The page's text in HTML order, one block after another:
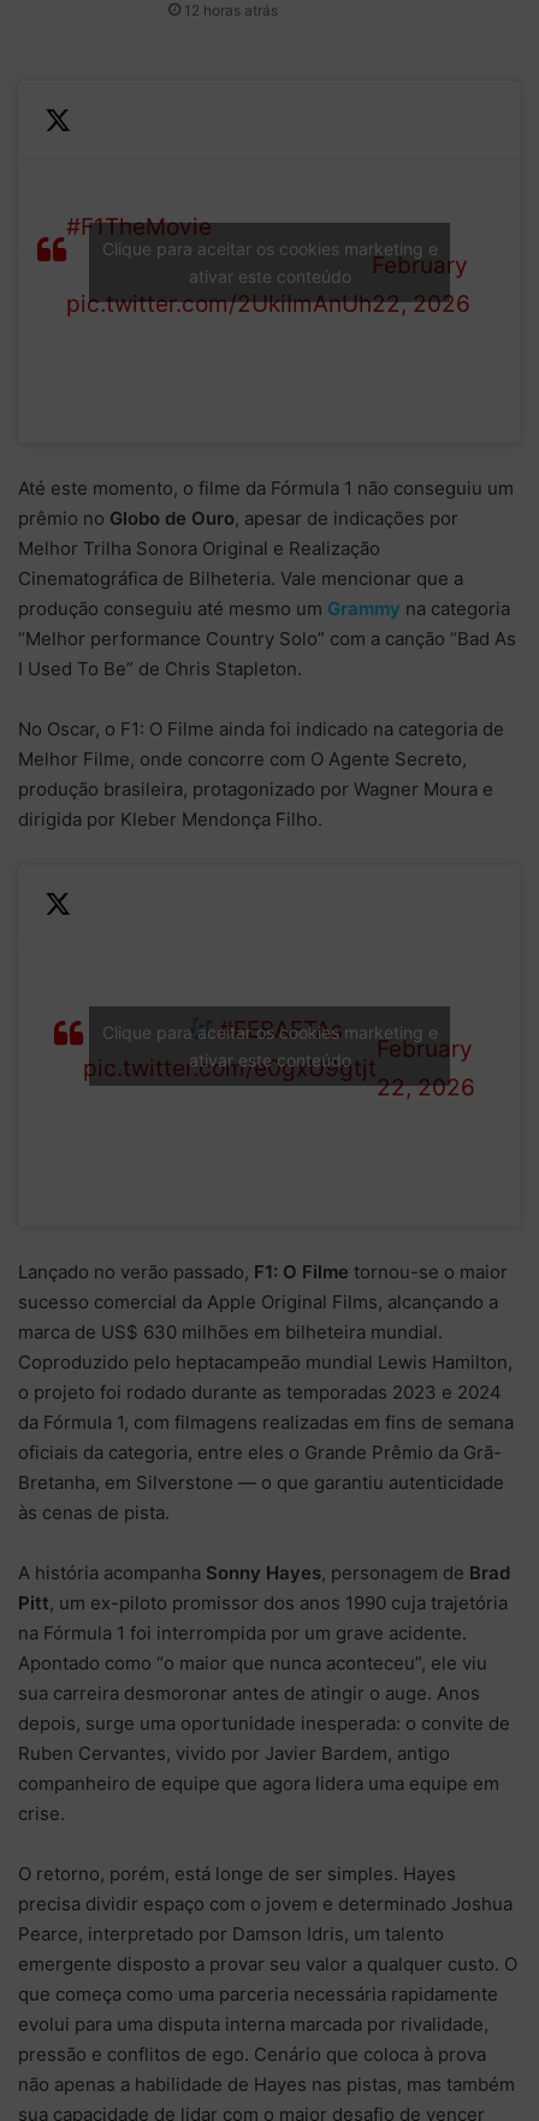
12 horas atrás
#F1TheMoviesound team
on their BAFTA award.
pic.twitter.com/2UkiImAnUh
(@AppleTV)
February
22, 2026
Clique para aceitar os cookies marketing e
ativar este conteúdo
Até este momento, o filme da Fórmula 1 não conseguiu um
prêmio no Globo de Ouro, apesar de indicações por
Melhor Trilha Sonora Original e Realização
Cinematográfica de Bilheteria. Vale mencionar que a
produção conseguiu até mesmo um Grammy na categoria
“Melhor performance Country Solo” com a canção “Bad As
I Used To Be” de Chris Stapleton.
No Oscar, o F1: O Filme ainda foi indicado na categoria de
Melhor Filme, onde concorre com O Agente Secreto,
produção brasileira, protagonizado por Wagner Moura e
dirigida por Kleber Mendonça Filho.
for Sound
#EEBAFTAs
pic.twitter.com/e0gxU9gtjt
(@BAFTA)
February
22, 2026
Clique para aceitar os cookies marketing e
ativar este conteúdo
Lançado no verão passado, F1: O Filme tornou-se o maior
sucesso comercial da Apple Original Films, alcançando a
marca de US$ 630 milhões em bilheteira mundial.
Coproduzido pelo heptacampeão mundial Lewis Hamilton,
o projeto foi rodado durante as temporadas 2023 e 2024
da Fórmula 1, com filmagens realizadas em fins de semana
oficiais da categoria, entre eles o Grande Prêmio da Grã-
Bretanha, em Silverstone — o que garantiu autenticidade
às cenas de pista.
A história acompanha Sonny Hayes, personagem de Brad
Pitt, um ex-piloto promissor dos anos 1990 cuja trajetória
na Fórmula 1 foi interrompida por um grave acidente.
Apontado como “o maior que nunca aconteceu”, ele viu
sua carreira desmoronar antes de atingir o auge. Anos
depois, surge uma oportunidade inesperada: o convite de
Ruben Cervantes, vivido por Javier Bardem, antigo
companheiro de equipe que agora lidera uma equipe em
crise.
O retorno, porém, está longe de ser simples. Hayes
precisa dividir espaço com o jovem e determinado Joshua
Pearce, interpretado por Damson Idris, um talento
emergente disposto a provar seu valor a qualquer custo. O
que começa como uma parceria necessária rapidamente
evolui para uma disputa interna marcada por rivalidade,
pressão e conflitos de ego. Cenário que coloca à prova
não apenas a habilidade de Hayes nas pistas, mas também
sua capacidade de lidar com o maior desafio de vencer